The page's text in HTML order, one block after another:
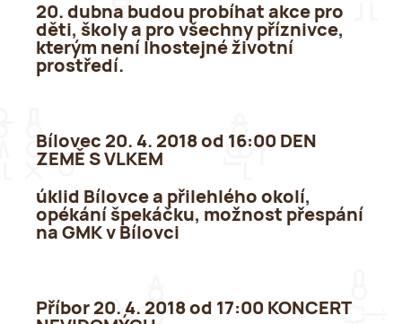
20. dubna budou probíhat akce pro
děti, školy a pro všechny příznivce,
kterým není lhostejné životní
prostředí.
Bílovec 20. 4. 2018 od 16:00 DEN
ZEMĚ S VLKEM
úklid Bílovce a přilehlého okolí,
opékání špekáčku, možnost přespání
na GMK v Bílovci
Příbor 20. 4. 2018 od 17:00 KONCERT